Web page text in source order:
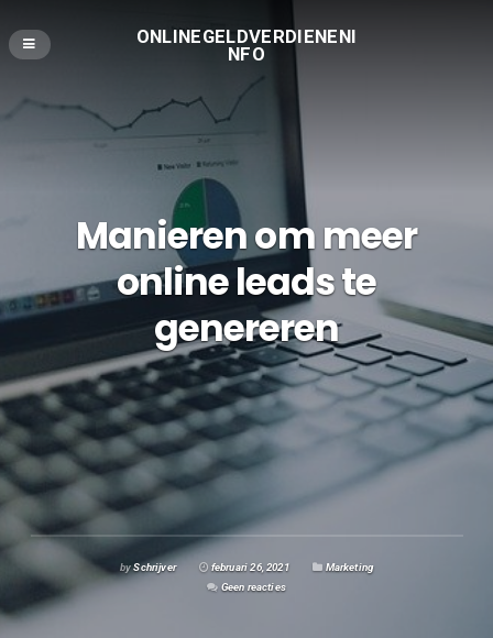
ONLINEGELDVERDIENENI
NFO
Manieren om meer
online leads te
genereren
bySchrijver februari 26, 2021
Marketing
Geen reacties